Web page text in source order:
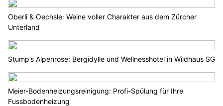
Oberli & Oechsle: Weine voller Charakter aus dem Zürcher
Unterland
Stump’s Alpenrose: Bergidylle und Wellnesshotel in Wildhaus SG
Meier-Bodenheizungsreinigung: Profi-Spülung für Ihre
Fussbodenheizung